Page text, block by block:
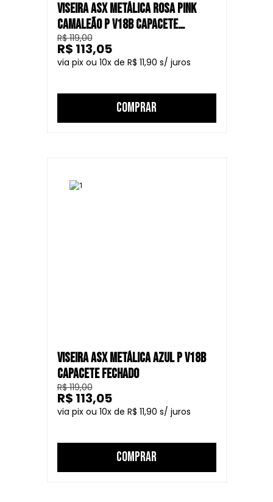
VISEIRA ASX METÁLICA ROSA PINK
CAMALEÃO P V18B CAPACETE
FECHADO
R$ 119,00
10
R$ 11,90
R$ 113,05
COMPRAR
VISEIRA ASX METÁLICA AZUL P V18B
CAPACETE FECHADO
R$ 119,00
10
R$ 11,90
R$ 113,05
COMPRAR